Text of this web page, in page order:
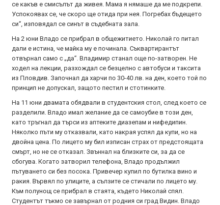
се какъв е смисълът да живея. Мама я нямаше да ме подкрепи.
Успокоявах се, че скоро ще отида при нея. Погребах бъдещето
си“, изповядал се синът в съдебната зала.
На 2 юни Владо се прибрал в общежитието. Николай го питал
дали е истина, че майка му е починала. Съквартирантът
отвърнал само с „да“. Владимир станал още по-затворен. Не
ходел на лекции, разхождал се безцелно с автобуси и таксита
из Пловдив. Започнал да харчи по 30-40 лв. на ден, което той по
принцип не допускал, защото пестил и стотинките.
На 11 юни двамата обядвали в студентския стол, след което се
разделили. Владо имал желание да се самоубие в този ден,
като тръгнал да търси из аптеките диазепам и нифедипин.
Няколко пъти му отказвали, като накрая успял да купи, но на
двойна цена. По лицето му бил изписан страх от предстоящата
смърт, но не се отказал. Звъннал на близките си, за да се
сбогува. Когато затворил телефона, Владо продължил
пътуването си без посока. Привечер купил по бутилка вино и
ракия. Вървял по улиците, а сълзите се стичали по лицето му.
Към полунощ се прибрал в стаята, където Николай спял.
Студентът тъкмо се завърнал от родния си град Видин. Владо